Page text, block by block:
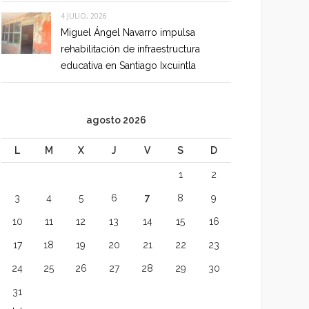
4 JULIO, 2026
Miguel Ángel Navarro impulsa
rehabilitación de infraestructura
educativa en Santiago Ixcuintla
agosto 2026
L M X J V S D
1 2
3 4 5 6 7 8 9
10 11 12 13 14 15 16
17 18 19 20 21 22 23
24 25 26 27 28 29 30
31